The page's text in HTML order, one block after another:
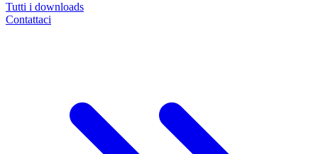
Tutti i downloads
Contattaci